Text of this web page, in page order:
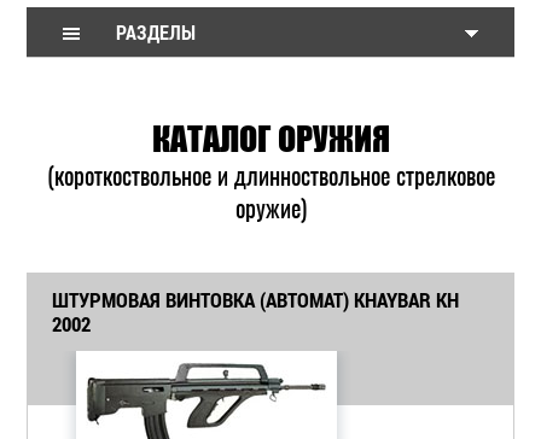
РАЗДЕЛЫ
КАТАЛОГ ОРУЖИЯ
(короткоствольное и длинноствольное стрелковое
оружие)
ШТУРМОВАЯ ВИНТОВКА (АВТОМАТ) KHAYBAR KH
2002